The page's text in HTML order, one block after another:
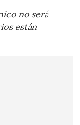
no será
están